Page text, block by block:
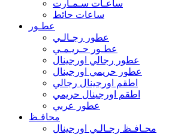
ساعـات سـمـارت
ساعات حائط
عطـور
عطور رجـالـي
عطـور حـريـمـي
عطور رجالي اورجينال
عطور حريمي اورجينال
اطقم اورجينال رجالي
اطقم اورجينال حريمي
عطور عربي
محافـظ
محـافـظ رجـالـي اورجينال